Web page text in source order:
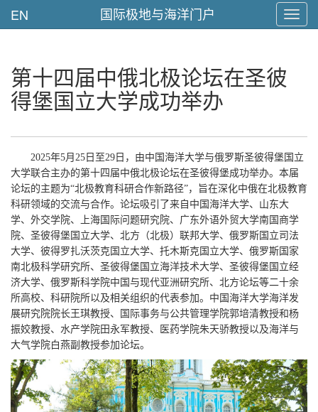
EN 国际极地与海洋门户
第十四届中俄北极论坛在圣彼
得堡国立大学成功举办
2025年5月25日至29日，由中国海洋大学与俄罗斯圣彼得堡国立
大学联合主办的第十四届中俄北极论坛在圣彼得堡成功举办。本届
论坛的主题为“北极教育科研合作新路径”，旨在深化中俄在北极教育
科研领域的交流与合作。论坛吸引了来自中国海洋大学、山东大
学、外交学院、上海国际问题研究院、广东外语外贸大学南国商学
院、圣彼得堡国立大学、 北方（北极）联邦大学、俄罗斯国立司法
大学、彼得罗扎沃茨克国立大学、托木斯克国立大学、俄罗斯国家
南北极科学研究所、圣彼得堡国立海洋技术大学、圣彼得堡国立经
济大学、俄罗斯科学院中国与现代亚洲研究所、北方论坛等二十余
所高校、科研院所以及相关组织的代表参加。中国海洋大学海洋发
展研究院院长王琪教授、国际事务与公共管理学院郭培清教授和杨
振姣教授、水产学院田永军教授、医药学院朱天骄教授以及海洋与
大气学院白燕副教授参加论坛。